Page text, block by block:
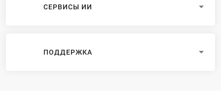
СЕРВИСЫ ИИ
ПОДДЕРЖКА